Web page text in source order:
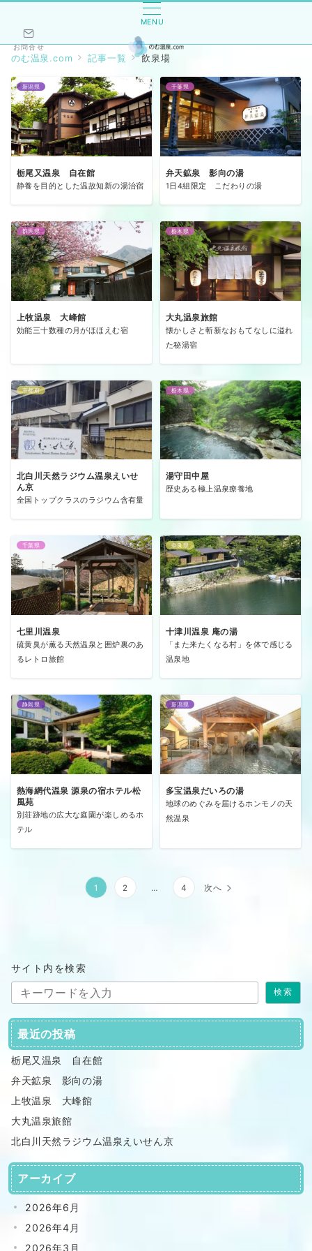
MENU
お問合せ
のむ温泉.com 記事一覧 飲泉場
新潟県
栃尾又温泉 自在館
静養を目的とした温故知新の湯治宿
千葉県
弁天鉱泉 影向の湯
1日4組限定 こだわりの湯
群馬県
上牧温泉 大峰館
効能三十数種の月がほほえむ宿
栃木県
大丸温泉旅館
懐かしさと斬新なおもてなしに溢れ
た秘湯宿
京都府
北白川天然ラジウム温泉えいせ
ん京
全国トップクラスのラジウム含有量
栃木県
湯守田中屋
歴史ある極上温泉療養地
千葉県
七里川温泉
硫黄臭が薫る天然温泉と囲炉裏のあ
るレトロ旅館
奈良県
十津川温泉 庵の湯
「また来たくなる村」を体で感じる
温泉地
静岡県
熱海網代温泉 源泉の宿ホテル松
風苑
別荘跡地の広大な庭園が楽しめるホ
テル
新潟県
多宝温泉だいろの湯
地球のめぐみを届けるホンモノの天
然温泉
ー
ジ
送
り
1 2 … 4 次へ
サイト内を検索
検索
最近の投稿
栃尾又温泉 自在館
弁天鉱泉 影向の湯
上牧温泉 大峰館
大丸温泉旅館
北白川天然ラジウム温泉えいせん京
アーカイブ
2026年6月
2026年4月
2026年3月